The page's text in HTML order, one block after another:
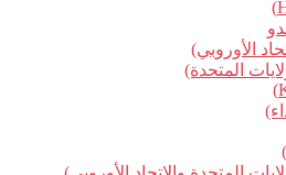
الأوروبي)
المتحدة)